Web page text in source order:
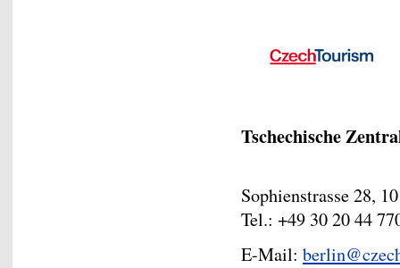
Tschechische
Sophienstrasse 28,
Tel.: +49 30 20 44
E-Mail: